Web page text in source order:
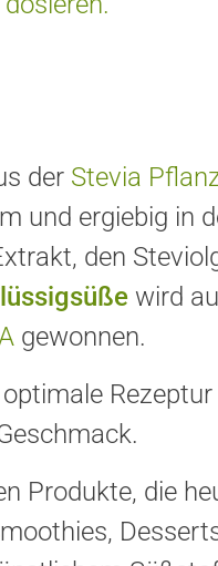
der Stevia
und ergiebig in
den
wird
gewonnen.
Produkte, die